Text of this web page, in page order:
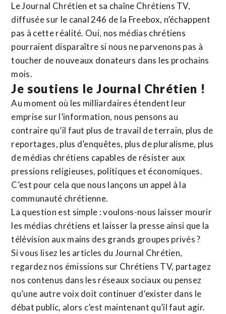
Le Journal Chrétien et sa chaîne Chrétiens TV,
diffusée sur le canal 246 de la Freebox, n’échappent
pas à cette réalité. Oui, nos médias chrétiens
pourraient disparaître si nous ne parvenons pas à
toucher de nouveaux donateurs dans les prochains
mois.
Je soutiens le Journal Chrétien !
Au moment où les milliardaires étendent leur
emprise sur l’information, nous pensons au
contraire qu’il faut plus de travail de terrain, plus de
reportages, plus d’enquêtes, plus de pluralisme, plus
de médias chrétiens capables de résister aux
pressions religieuses, politiques et économiques.
C’est pour cela que nous lançons un appel à la
communauté chrétienne.
La question est simple : voulons-nous laisser mourir
les médias chrétiens et laisser la presse ainsi que la
télévision aux mains des grands groupes privés ?
Si vous lisez les articles du Journal Chrétien,
regardez nos émissions sur Chrétiens TV, partagez
nos contenus dans les réseaux sociaux ou pensez
qu’une autre voix doit continuer d’exister dans le
débat public, alors c’est maintenant qu’il faut agir.